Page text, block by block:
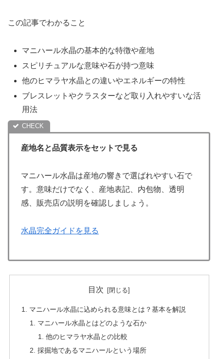
この記事でわかること
マニハール水晶の基本的な特徴や産地
スピリチュアルな意味や石が持つ意味
他のヒマラヤ水晶との違いやエネルギーの特性
ブレスレットやクラスターなど取り入れやすいな活
用法
産地名と品質表示をセットで見る
マニハール水晶は産地の響きで選ばれやすい石で
す。意味だけでなく、産地表記、内包物、透明
感、販売店の説明を確認しましょう。
水晶完全ガイドを見る
目次
マニハール水晶に込められる意味とは？基本を解説
マニハール水晶とはどのような石か
他のヒマラヤ水晶との比較
採掘地であるマニハールという場所